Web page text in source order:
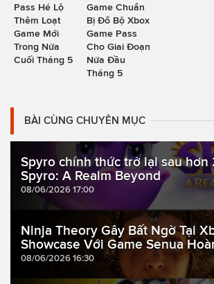
Pass Hé Lộ
Thêm Loạt
Game Mới
Trong Nửa
Cuối Tháng 5
Game Chuẩn
Bị Đổ Bộ Xbox
Game Pass
Cho Giai Đoạn
Nửa Đầu
Tháng 5
BÀI CÙNG CHUYÊN MỤC
Spyro chính thức trở lại sau hơn
Spyro: A Realm Beyond
08/06/2026 17:00
Ninja Theory Gây Bất Ngờ Tại
Showcase Với Game Senua
08/06/2026 16:30